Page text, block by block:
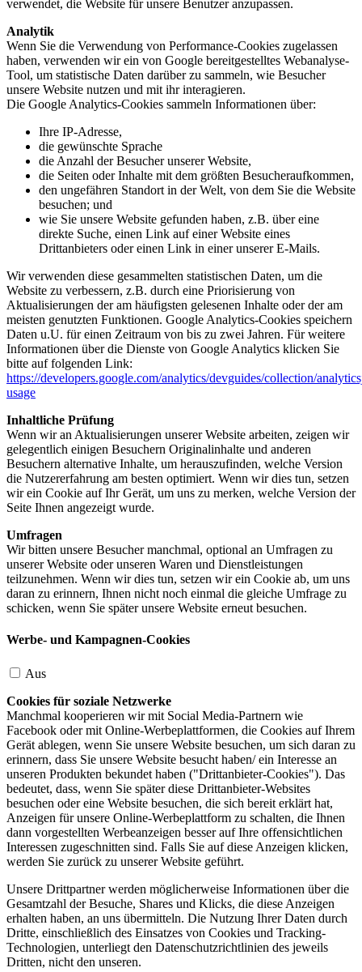
verwendet, die Website für unsere Benutzer anzupassen.
Analytik
Wenn Sie die Verwendung von Performance-Cookies zugelassen
haben, verwenden wir ein von Google bereitgestelltes Webanalyse-
Tool, um statistische Daten darüber zu sammeln, wie Besucher
unsere Website nutzen und mit ihr interagieren.
Die Google Analytics-Cookies sammeln Informationen über:
Ihre IP-Adresse,
die gewünschte Sprache
die Anzahl der Besucher unserer Website,
die Seiten oder Inhalte mit dem größten Besucheraufkommen,
den ungefähren Standort in der Welt, von dem Sie die Website
besuchen; und
wie Sie unsere Website gefunden haben, z.B. über eine
direkte Suche, einen Link auf einer Website eines
Drittanbieters oder einen Link in einer unserer E-Mails.
Wir verwenden diese gesammelten statistischen Daten, um die
Website zu verbessern, z.B. durch eine Priorisierung von
Aktualisierungen der am häufigsten gelesenen Inhalte oder der am
meisten genutzten Funktionen. Google Analytics-Cookies speichern
Daten u.U. für einen Zeitraum von bis zu zwei Jahren. Für weitere
Informationen über die Dienste von Google Analytics klicken Sie
bitte auf folgenden Link:
https://developers.google.com/analytics/devguides/collection/
usage
Inhaltliche Prüfung
Wenn wir an Aktualisierungen unserer Website arbeiten, zeigen wir
gelegentlich einigen Besuchern Originalinhalte und anderen
Besuchern alternative Inhalte, um herauszufinden, welche Version
die Nutzererfahrung am besten optimiert. Wenn wir dies tun, setzen
wir ein Cookie auf Ihr Gerät, um uns zu merken, welche Version der
Seite Ihnen angezeigt wurde.
Umfragen
Wir bitten unsere Besucher manchmal, optional an Umfragen zu
unserer Website oder unseren Waren und Dienstleistungen
teilzunehmen. Wenn wir dies tun, setzen wir ein Cookie ab, um uns
daran zu erinnern, Ihnen nicht noch einmal die gleiche Umfrage zu
schicken, wenn Sie später unsere Website erneut besuchen.
Werbe- und Kampagnen-Cookies
Aus
Cookies für soziale Netzwerke
Manchmal kooperieren wir mit Social Media-Partnern wie
Facebook oder mit Online-Werbeplattformen, die Cookies auf Ihrem
Gerät ablegen, wenn Sie unsere Website besuchen, um sich daran zu
erinnern, dass Sie unsere Website besucht haben/ ein Interesse an
unseren Produkten bekundet haben ("Drittanbieter-Cookies"). Das
bedeutet, dass, wenn Sie später diese Drittanbieter-Websites
besuchen oder eine Website besuchen, die sich bereit erklärt hat,
Anzeigen für unsere Online-Werbeplattform zu schalten, die Ihnen
dann vorgestellten Werbeanzeigen besser auf Ihre offensichtlichen
Interessen zugeschnitten sind. Falls Sie auf diese Anzeigen klicken,
werden Sie zurück zu unserer Website geführt.
Unsere Drittpartner werden möglicherweise Informationen über die
Gesamtzahl der Besuche, Shares und Klicks, die diese Anzeigen
erhalten haben, an uns übermitteln. Die Nutzung Ihrer Daten durch
Dritte, einschließlich des Einsatzes von Cookies und Tracking-
Technologien, unterliegt den Datenschutzrichtlinien des jeweils
Dritten, nicht den unseren.